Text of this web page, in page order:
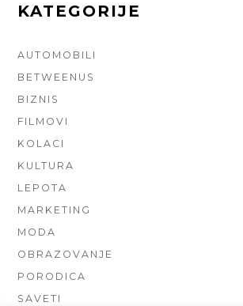
KATEGORIJE
AUTOMOBILI
BETWEENUS
BIZNIS
FILMOVI
KOLACI
KULTURA
LEPOTA
MARKETING
MODA
OBRAZOVANJE
PORODICA
SAVETI